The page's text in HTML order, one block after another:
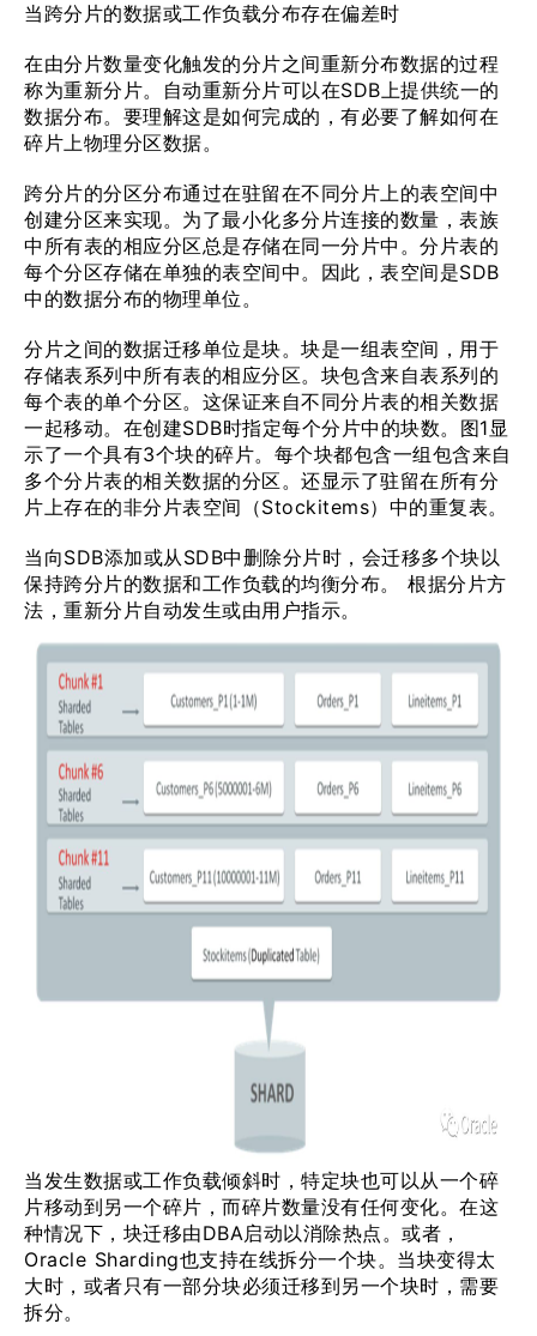
当跨分片的数据或工作负载分布存在偏差时
在由分片数量变化触发的分片之间重新分布数据的过程
称为重新分片。自动重新分片可以在SDB上提供统一的
数据分布。要理解这是如何完成的，有必要了解如何在
碎片上物理分区数据。
跨分片的分区分布通过在驻留在不同分片上的表空间中
创建分区来实现。为了最小化多分片连接的数量，表族
中所有表的相应分区总是存储在同一分片中。分片表的
每个分区存储在单独的表空间中。因此，表空间是SDB
中的数据分布的物理单位。
分片之间的数据迁移单位是块。块是一组表空间，用于
存储表系列中所有表的相应分区。块包含来自表系列的
每个表的单个分区。这保证来自不同分片表的相关数据
一起移动。在创建SDB时指定每个分片中的块数。图1显
示了一个具有3个块的碎片。每个块都包含一组包含来自
多个分片表的相关数据的分区。还显示了驻留在所有分
片上存在的非分片表空间（Stockitems）中的重复表。
当向SDB添加或从SDB中删除分片时，会迁移多个块以
保持跨分片的数据和工作负载的均衡分布。 根据分片方
法，重新分片自动发生或由用户指示。
当发生数据或工作负载倾斜时，特定块也可以从一个碎
片移动到另一个碎片，而碎片数量没有任何变化。在这
种情况下，块迁移由DBA启动以消除热点。或者，
Oracle Sharding也支持在线拆分一个块。当块变得太
大时，或者只有一部分块必须迁移到另一个块时，需要
拆分。